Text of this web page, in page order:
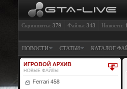
Скриншоты: 379 Файлы: 343 Новости:
НОВОСТИ СТАТЬИ КАТАЛОГ
ИГРОВОЙ АРХИВ
НОВЫЕ ФАЙЛЫ
Ferrari 458